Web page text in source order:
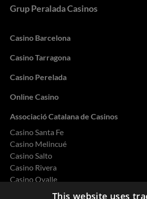
Grup Peralada Casinos
Casino Barcelona
Casino Tarragona
Casino Perelada
Online Casino
Associació Catalana de Casinos
Casino Santa Fe
Casino Melincué
Casino Salto
Casino Rivera
Casino Ovalle
This website uses